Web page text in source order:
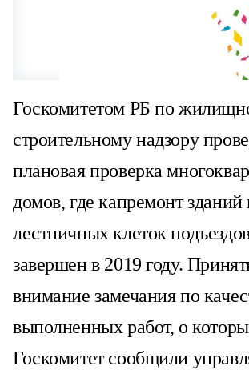
Госкомитетом РБ по
строительному надзору
плановая проверка
домов, где капремонт зданий
лестничных клеток
завершен в 2019 году.
внимание замечания по
выполненных работ, о
Госкомитет сообщили